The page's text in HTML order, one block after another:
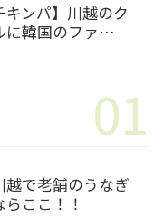
キンパ】川越のク
に韓国のファ…
01
越で老舗のうなぎ
ここ！！